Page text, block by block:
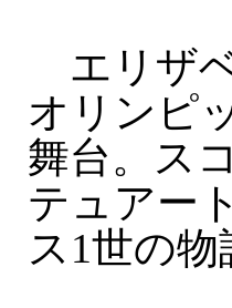
エリザ
オリンピ
舞台。ス
テュアー
ス1世の物